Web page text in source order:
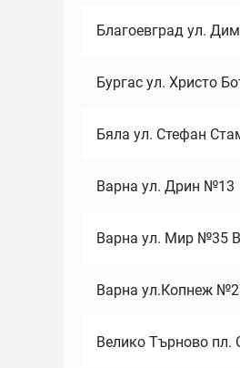
Благоевград ул.
Бургас ул. Христо
Бяла ул. Стефан
Варна ул. Дрин №13
Варна ул. Мир №35 В
Варна ул.Копнеж
Велико Търново пл.